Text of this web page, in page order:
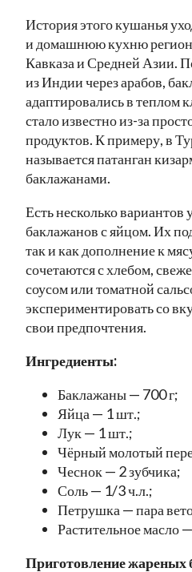
История этого кушанья
и домашнюю кухню
Кавказа и Средней Азии.
из Индии через арабов,
адаптировались в теплом
стало известно из-за
продуктов. К примеру, в
называется патанган
баклажанами.
Есть несколько
баклажанов с яйцом. Их
так и как дополнение к
сочетаются с хлебом,
соусом или томатной
экспериментировать со
свои предпочтения.
Ингредиенты:
Баклажаны — 700 г;
Яйца — 1 шт.;
Лук — 1 шт.;
Чёрный молотый
Чеснок — 2 зубчика;
Соль — 1/3 ч.л.;
Петрушка — пара
Растительное масло
Приготовление жареных